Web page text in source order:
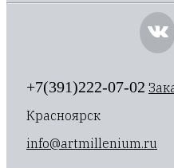
+7(391)222-07-02
Красноярск
info@artmillenium.ru